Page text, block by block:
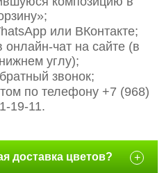
или ВКонтакте;
онлайн-чат на сайте (в
углу);
звонок;
по телефону +7 (968)
19-11.
доставка цветов? +